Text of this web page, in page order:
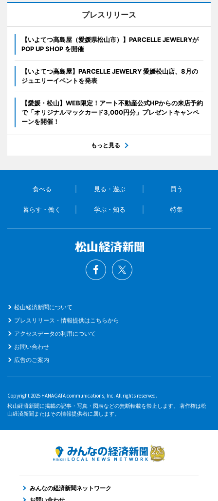
プレスリリース
【いよてつ高島屋（愛媛県松山市）】PARCELLE JEWELRYが
POP UP SHOP を開催
【いよてつ高島屋】PARCELLE JEWELRY 愛媛松山店、8月の
ジュエリーイベントを発表
【愛媛・松山】WEB限定！アート不動産公式HPからの来店予約
で「オリジナルマックカード3,000円分」プレゼントキャンペ
ーンを開催！
もっと見る
食べる 見る・遊ぶ 買う
暮らす・働く 学ぶ・知る 特集
松山経済新聞について
プレスリリース・情報提供はこちらから
アクセスデータの利用について
お問い合わせ
広告のご案内
Copyright 2025 HANAGATA communications, Inc. All rights reserved.
松山経済新聞に掲載の記事・写真・図表などの無断転載を禁止します。 著作権は松
山経済新聞またはその情報提供者に属します。
みんなの経済新聞ネットワーク